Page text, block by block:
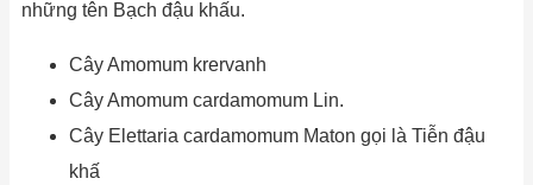
những tên Bạch đậu khấu.
Cây Amomum krervanh
Cây Amomum cardamomum Lin.
Cây Elettaria cardamomum Maton gọi là Tiễn đậu
khấ